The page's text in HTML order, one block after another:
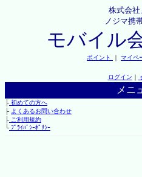
株式会社
ノジマ携
モバイル
ポイント ｜ マイペ
ログイン ｜
メニ
├初めての方へ
├ よくあるお問い合わせ
├ご利用規約
└ﾌﾟﾗｲﾊﾞｼｰﾎﾟﾘｼｰ